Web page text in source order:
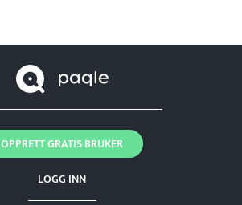
LOGG INN
OPPRETT GRATIS BRUKER